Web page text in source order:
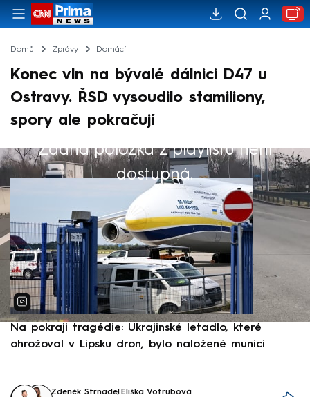
Domů Zprávy Domácí
Konec vln na bývalé dálnici D47 u
Ostravy. ŘSD vysoudilo stamiliony,
spory ale pokračují
Žádná položka z playlistu není
dostupná.
Výběr redakce
Na pokraji tragédie: Ukrajinské letadlo, které
ohrožoval v Lipsku dron, bylo naložené municí
Zdeněk Strnadel, Eliška Votrubová